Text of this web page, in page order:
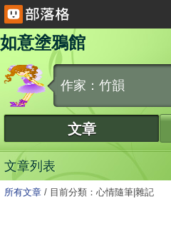
如意塗鴉館
作家：竹韻
文章
文章列表
所有文章 / 目前分類：心情隨筆|雜記